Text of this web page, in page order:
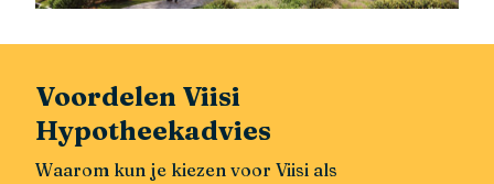
Voordelen Viisi
Hypotheekadvies
Waarom kun je kiezen voor Viisi als